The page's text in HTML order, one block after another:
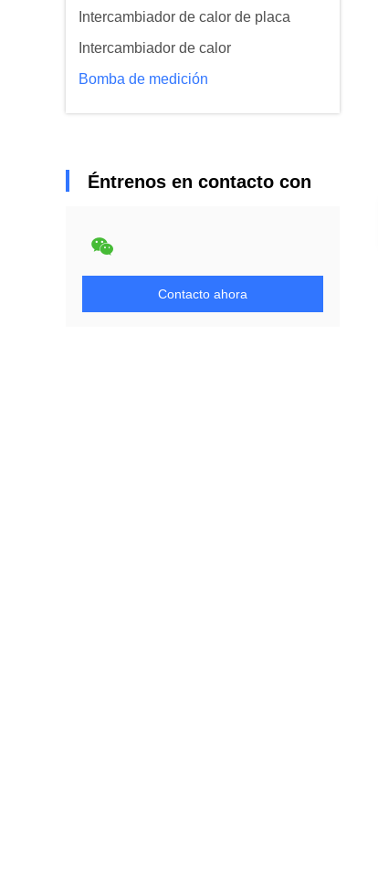
Intercambiador de calor de placa
Intercambiador de calor
Bomba de medición
Éntrenos en contacto con
Contacto ahora